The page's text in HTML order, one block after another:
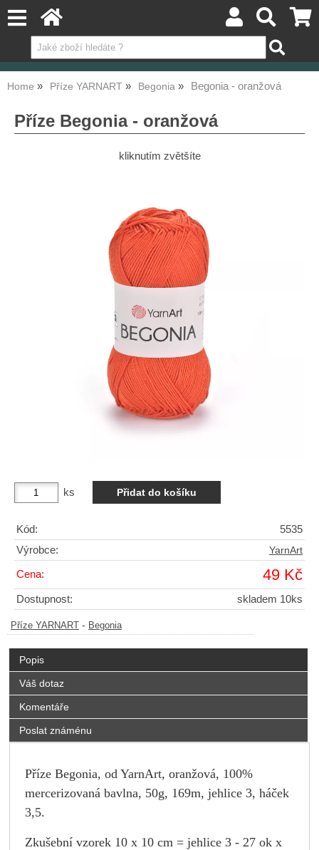
Home Příze YARNART Begonia Begonia - oranžová
Příze Begonia - oranžová
kliknutím zvětšíte
ks
Kód:
5535
Výrobce:
YarnArt
Cena: 49 Kč
Dostupnost: skladem 10ks
Příze YARNART - Begonia
Popis
Váš dotaz
Komentáře
Poslat známénu
Příze Begonia, od YarnArt, oranžová, 100%
mercerizovaná bavlna, 50g, 169m, jehlice 3, háček
3,5.
Zkušební vzorek 10 x 10 cm = jehlice 3 - 27 ok x